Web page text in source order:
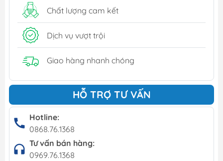
Chất lượng cam kết
Dịch vụ vượt trội
Giao hàng nhanh chóng
HỖ TRỢ TƯ VẤN
Hotline:
0868.76.1368
Tư vấn bán hàng:
0969.76.1368